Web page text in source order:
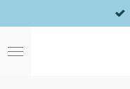
direct
naar
de